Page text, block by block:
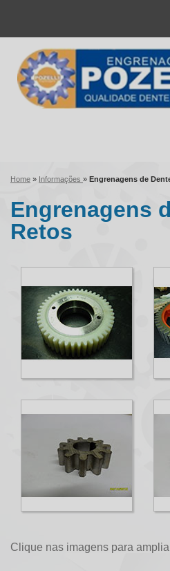
Home » Informações » Engrenagens de
Engrenagens
Retos
Clique nas imagens para